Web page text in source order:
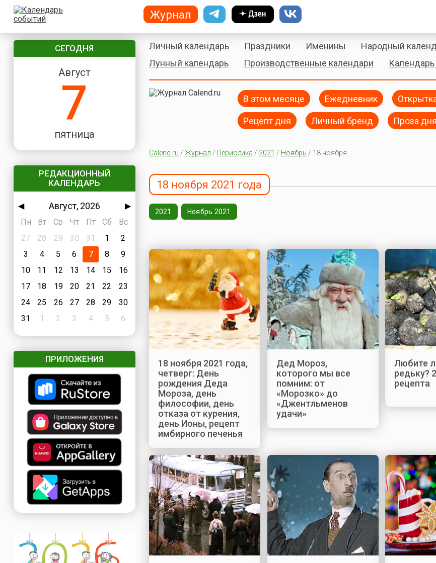
СЕГОДНЯ
Август
7
пятница
РЕДАКЦИОННЫЙ
КАЛЕНДАРЬ
◀ Август, 2026
▶
Пн
Вт Ср Чт Пт Сб
Вс
27
28 29 30 31 1
2
3
4 5 6 7 8
9
10
11 12 13 14 15
16
17
18 19 20 21 22
23
24
25 26 27 28 29
30
31
1 2 3 4 5 6
ПРИЛОЖЕНИЯ
Личный календарь Праздники Именины Народный
Лунный календарь
Производственные календари
В этом месяце Ежедневник
Рецепт дня Личный бренд Проза дня
Calend.ru / Журнал / Периодика / 2021 / Ноябрь / 18 ноября
18 ноября 2021 года
2021 Ноябрь 2021
18 ноября 2021 года,
четверг: День
рождения Деда
Мороза, день
философии, день
отказа от курения,
день Ионы, рецепт
имбирного печенья
Дед Мороз,
которого мы все
помним: от
«Морозко» до
«Джентльменов
удачи»
Любите
редьку?
рецепта
Журнал